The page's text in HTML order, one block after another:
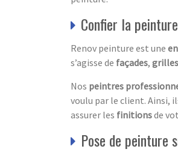
Confier la
Renov peinture est une
s’agisse de façades, grilles
Nos peintres
voulu par le client. Ainsi,
assurer les finitionsde
Pose de peinture